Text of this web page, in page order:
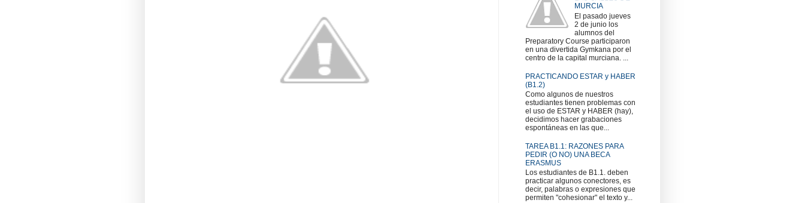
MURCIA
El pasado jueves
2 de junio los
alumnos del
Preparatory Course participaron
en una divertida Gymkana por el
centro de la capital murciana. ...
PRACTICANDO ESTAR y HABER
(B1.2)
Como algunos de nuestros
estudiantes tienen problemas con
el uso de ESTAR y HABER (hay),
decidimos hacer grabaciones
espontáneas en las que...
TAREA B1.1: RAZONES PARA
PEDIR (O NO) UNA BECA
ERASMUS
Los estudiantes de B1.1. deben
practicar algunos conectores, es
decir, palabras o expresiones que
permiten "cohesionar" el texto y...